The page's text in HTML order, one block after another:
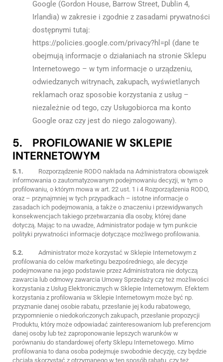
Google (Gordon House, Barrow Street, Dublin 4,
Irlandia) w zakresie i zgodnie z zasadami prywatności
dostępnymi tutaj:
https://policies.google.com/privacy?hl=pl (dane te
obejmują informacje o działaniach na stronie Sklepu
Internetowego – w tym informacje o urządzeniu,
odwiedzanych witrynach, zakupach, wyświetlanych
reklamach oraz sposobie korzystania z usług –
niezależnie od tego, czy Usługobiorca ma konto
Google oraz czy jest do niego zalogowany).
5. PROFILOWANIE W SKLEPIE
INTERNETOWYM
5.1. Rozporządzenie RODO nakłada na Administratora obowiązek
informowania o zautomatyzowanym podejmowaniu decyzji, w tym o
profilowaniu, o którym mowa w art. 22 ust. 1 i 4 Rozporządzenia RODO,
oraz – przynajmniej w tych przypadkach – istotne informacje o
zasadach ich podejmowania, a także o znaczeniu i przewidywanych
konsekwencjach takiego przetwarzania dla osoby, której dane
dotyczą. Mając to na uwadze, Administrator podaje w tym punkcie
polityki prywatności informacje dotyczące możliwego profilowania.
5.2. Administrator może korzystać w Sklepie Internetowym z
profilowania do celów marketingu bezpośredniego, ale decyzje
podejmowane na jego podstawie przez Administratora nie dotyczą
zawarcia lub odmowy zawarcia Umowy Sprzedaży czy też możliwości
korzystania z Usług Elektronicznych w Sklepie Internetowym. Efektem
korzystania z profilowania w Sklepie Internetowym może być np.
przyznanie danej osobie rabatu, przesłanie jej kodu rabatowego,
przypomnienie o niedokończonych zakupach, przesłanie propozycji
Produktu, który może odpowiadać zainteresowaniom lub preferencjom
danej osoby lub też zaproponowanie lepszych warunków w
porównaniu do standardowej oferty Sklepu Internetowego. Mimo
profilowania to dana osoba podejmuje swobodnie decyzję, czy będzie
chciała skorzystać z otrzymanego w ten sposób rabatu, czy też